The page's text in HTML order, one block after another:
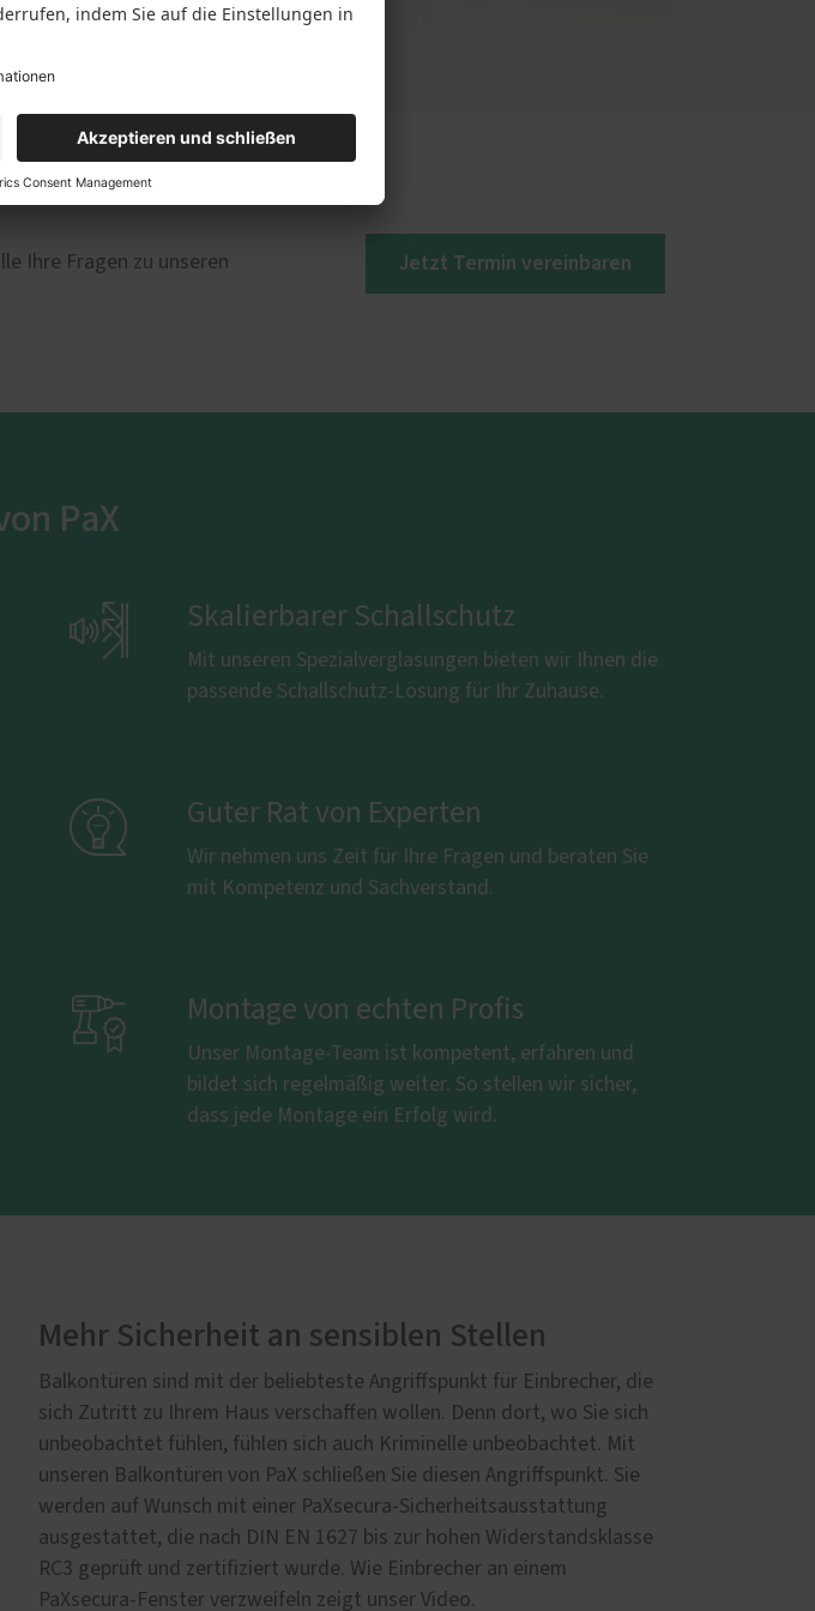
Ihre Fragen zu unseren
Jetzt Termin vereinbaren
PaX
 Skalierbarer Schallschutz
Mit unseren Spezialverglasungen bieten wir Ihnen die
passende Schallschutz-Lösung für Ihr Zuhause.
 Guter Rat von Experten
Wir nehmen uns Zeit für Ihre Fragen und beraten Sie
mit Kompetenz und Sachverstand.
 Montage von echten Profis
Unser Montage-Team ist kompetent, erfahren und
bildet sich regelmäßig weiter. So stellen wir sicher,
dass jede Montage ein Erfolg wird.
Mehr Sicherheit an sensiblen Stellen
Balkontüren sind mit der beliebteste Angriffspunkt für Einbrecher, die
sich Zutritt zu Ihrem Haus verschaffen wollen. Denn dort, wo Sie sich
unbeobachtet fühlen, fühlen sich auch Kriminelle unbeobachtet. Mit
unseren Balkontüren von PaX schließen Sie diesen Angriffspunkt. Sie
werden auf Wunsch mit einer PaXsecura-Sicherheitsausstattung
ausgestattet, die nach DIN EN 1627 bis zur hohen Widerstandsklasse
RC3 geprüft und zertifiziert wurde. Wie Einbrecher an einem
PaXsecura-Fenster verzweifeln zeigt unser Video.